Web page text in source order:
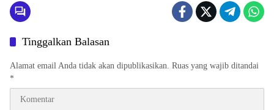
Tinggalkan Balasan
Alamat email Anda tidak akan dipublikasikan. Ruas yang wajib ditandai
*